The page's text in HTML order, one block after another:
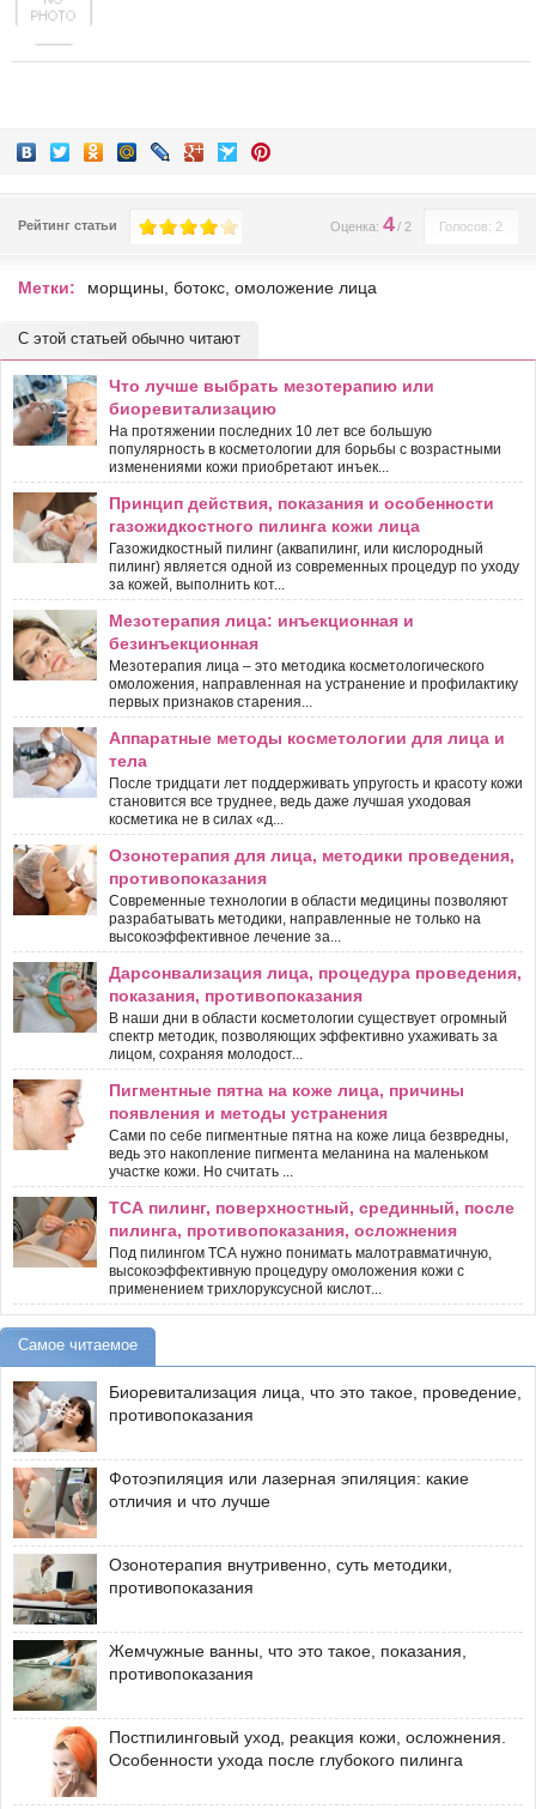
Рейтинг статьи Голосов: 2
Оценка: 4/ 2
Метки: морщины ботокс омоложение лица
С этой статьей обычно читают
Что лучше выбрать мезотерапию или
биоревитализацию
На протяжении последних 10 лет все большую
популярность в косметологии для борьбы с возрастными
изменениями кожи приобретают инъек...
Принцип действия, показания и особенности
газожидкостного пилинга кожи лица
Газожидкостный пилинг (аквапилинг, или кислородный
пилинг) является одной из современных процедур по уходу
за кожей, выполнить кот...
Мезотерапия лица: инъекционная и
безинъекционная
Мезотерапия лица – это методика косметологического
омоложения, направленная на устранение и профилактику
первых признаков старения...
Аппаратные методы косметологии для лица и
тела
После тридцати лет поддерживать упругость и красоту кожи
становится все труднее, ведь даже лучшая уходовая
косметика не в силах «д...
Озонотерапия для лица, методики проведения,
противопоказания
Современные технологии в области медицины позволяют
разрабатывать методики, направленные не только на
высокоэффективное лечение за...
Дарсонвализация лица, процедура проведения,
показания, противопоказания
В наши дни в области косметологии существует огромный
спектр методик, позволяющих эффективно ухаживать за
лицом, сохраняя молодост...
Пигментные пятна на коже лица, причины
появления и методы устранения
Сами по себе пигментные пятна на коже лица безвредны,
ведь это накопление пигмента меланина на маленьком
участке кожи. Но считать ...
ТСА пилинг, поверхностный, срединный, после
пилинга, противопоказания, осложнения
Под пилингом ТСА нужно понимать малотравматичную,
высокоэффективную процедуру омоложения кожи с
применением трихлоруксусной кислот...
Самое читаемое
Биоревитализация лица, что это такое, проведение,
противопоказания
Фотоэпиляция или лазерная эпиляция: какие
отличия и что лучше
Озонотерапия внутривенно, суть методики,
противопоказания
Жемчужные ванны, что это такое, показания,
противопоказания
Постпилинговый уход, реакция кожи, осложнения.
Особенности ухода после глубокого пилинга